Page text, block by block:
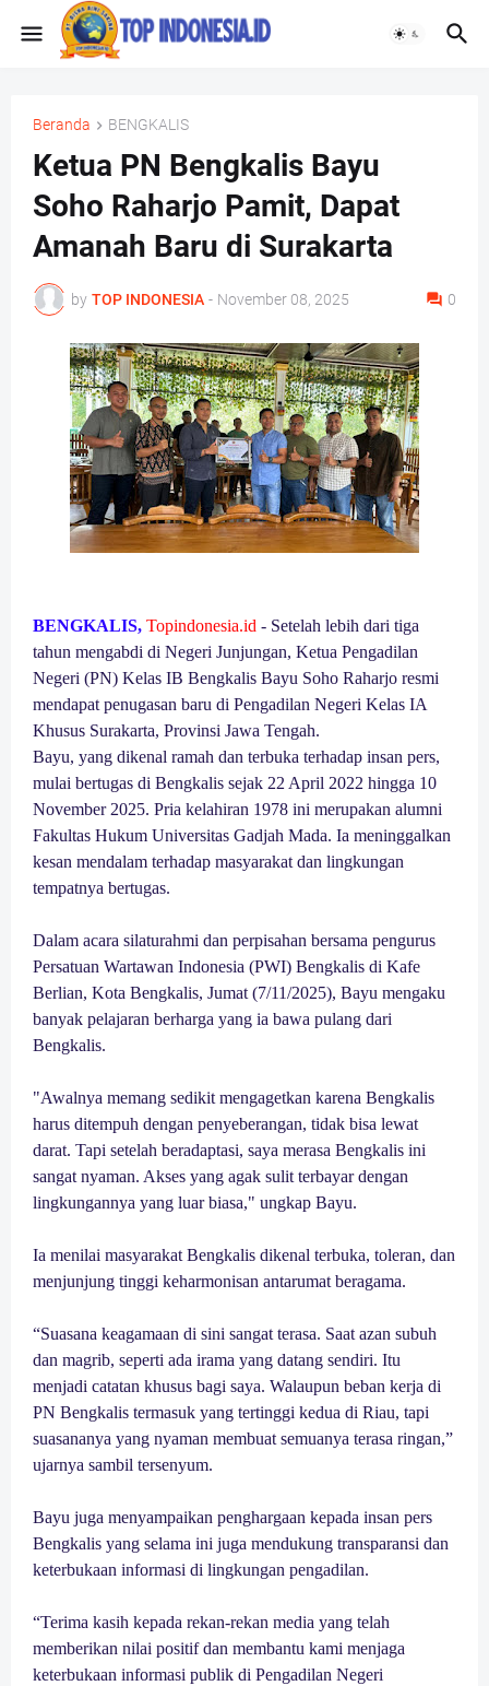
Beranda BENGKALIS
Ketua PN Bengkalis Bayu
Soho Raharjo Pamit, Dapat
Amanah Baru di Surakarta
by TOP INDONESIA - November 08, 2025 0
BENGKALIS, Topindonesia.id - Setelah lebih dari tiga
tahun mengabdi di Negeri Junjungan, Ketua Pengadilan
Negeri (PN) Kelas IB Bengkalis Bayu Soho Raharjo resmi
mendapat penugasan baru di Pengadilan Negeri Kelas IA
Khusus Surakarta, Provinsi Jawa Tengah.
Bayu, yang dikenal ramah dan terbuka terhadap insan pers,
mulai bertugas di Bengkalis sejak 22 April 2022 hingga 10
November 2025. Pria kelahiran 1978 ini merupakan alumni
Fakultas Hukum Universitas Gadjah Mada. Ia meninggalkan
kesan mendalam terhadap masyarakat dan lingkungan
tempatnya bertugas.
Dalam acara silaturahmi dan perpisahan bersama pengurus
Persatuan Wartawan Indonesia (PWI) Bengkalis di Kafe
Berlian, Kota Bengkalis, Jumat (7/11/2025), Bayu mengaku
banyak pelajaran berharga yang ia bawa pulang dari
Bengkalis.
"Awalnya memang sedikit mengagetkan karena Bengkalis
harus ditempuh dengan penyeberangan, tidak bisa lewat
darat. Tapi setelah beradaptasi, saya merasa Bengkalis ini
sangat nyaman. Akses yang agak sulit terbayar dengan
lingkungannya yang luar biasa," ungkap Bayu.
Ia menilai masyarakat Bengkalis dikenal terbuka, toleran, dan
menjunjung tinggi keharmonisan antarumat beragama.
“Suasana keagamaan di sini sangat terasa. Saat azan subuh
dan magrib, seperti ada irama yang datang sendiri. Itu
menjadi catatan khusus bagi saya. Walaupun beban kerja di
PN Bengkalis termasuk yang tertinggi kedua di Riau, tapi
suasananya yang nyaman membuat semuanya terasa ringan,”
ujarnya sambil tersenyum.
Bayu juga menyampaikan penghargaan kepada insan pers
Bengkalis yang selama ini juga mendukung transparansi dan
keterbukaan informasi di lingkungan pengadilan.
“Terima kasih kepada rekan-rekan media yang telah
memberikan nilai positif dan membantu kami menjaga
keterbukaan informasi publik di Pengadilan Negeri